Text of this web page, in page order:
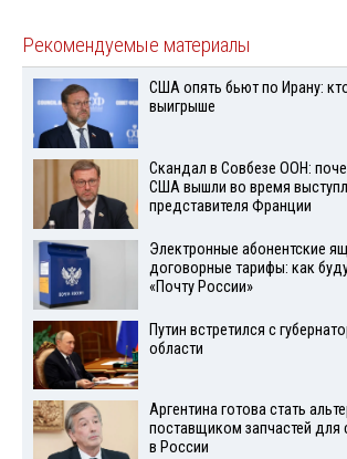
Рекомендуемые материалы
США опять бьют по Ирану:
выигрыше
Скандал в Совбезе ООН:
США вышли во время
представителя Франции
Электронные абонентские
договорные тарифы: как
«Почту России»
Путин встретился с
области
Аргентина готова стать
поставщиком запчастей для
в России